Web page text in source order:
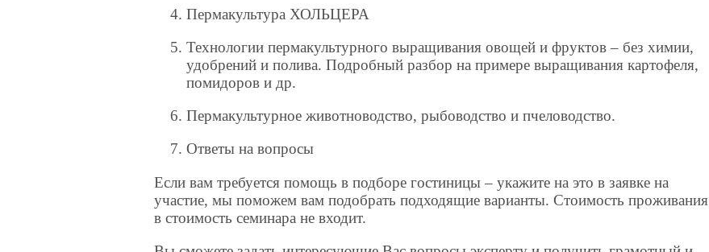
Пермакультура ХОЛЬЦЕРА
Технологии пермакультурного выращивания овощей и фруктов – без химии,
удобрений и полива. Подробный разбор на примере выращивания картофеля,
помидоров и др.
Пермакультурное животноводство, рыбоводство и пчеловодство.
Ответы на вопросы
Если вам требуется помощь в подборе гостиницы – укажите на это в заявке на
участие, мы поможем вам подобрать подходящие варианты. Стоимость проживания
в стоимость семинара не входит.